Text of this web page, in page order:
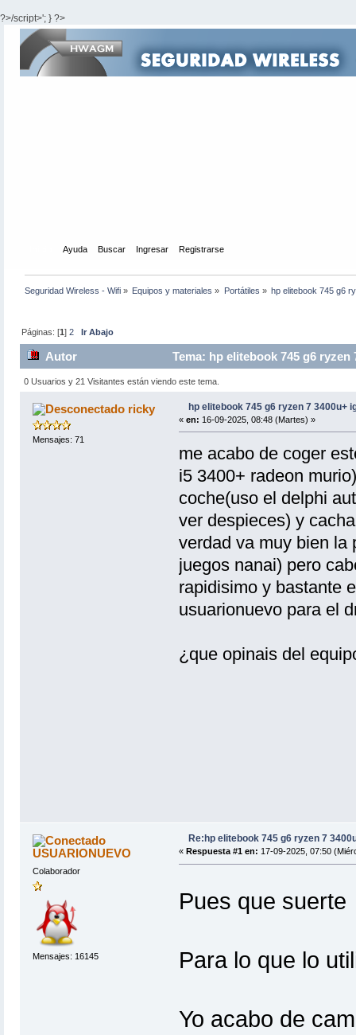
?>/script>'; } ?>
Ayuda Buscar Ingresar Registrarse
Seguridad Wireless - Wifi » Equipos y materiales » Portátiles » hp elitebook 745 g6
Páginas: [1]2 Ir Abajo
Autor Tema: hp elitebook 745 g6
0 Usuarios y 21 Visitantes están viendo este tema.
ricky
Mensajes: 71
hp elitebook 745 g6 ryzen 7 3400u+
« en: 16-09-2025, 08:48 (Martes) »
me acabo de coger
i5 3400+ radeon
coche(uso el delphi
ver despieces) y
verdad va muy bien la
juegos nanai) pero
rapidisimo y bastante
usuarionuevo para el
¿que opinais del
USUARIONUEVO
Colaborador
Mensajes: 16145
Re:hp elitebook 745 g6 ryzen 7
« Respuesta #1 en: 17-09-2025, 07:50
Pues que
Para lo que lo
Yo acabo de